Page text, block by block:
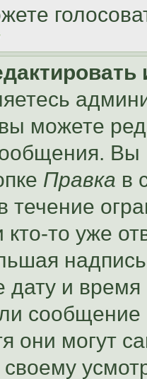
можете
Вы
Правка в
течение
кто-то уже
дату и
они могут